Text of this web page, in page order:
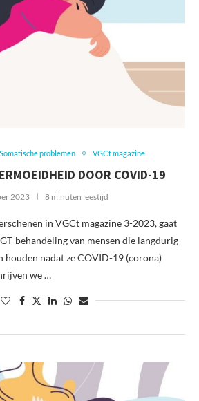
Somatische problemen VGCt magazine
DOOR COVID-19
2023 8 minuten leestijd
in VGCt magazine 3-2023, gaat
behandeling van mensen die langdurig
houden nadat ze COVID-19 (corona)
we …